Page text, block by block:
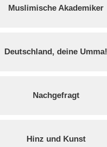
Muslimische Akademiker
Deutschland, deine Umma!
Nachgefragt
Hinz und Kunst